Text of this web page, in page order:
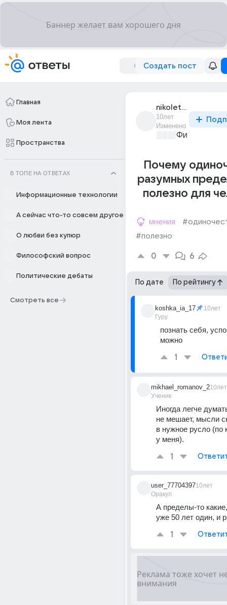
Создать пост
Главная
Моя лента
Пространства
В ТОПЕ НА ОТВЕТАХ
Информационные технологии
А сейчас что-то совсем другое
О любви без купюр
Философский вопрос
Политические дебаты
Смотреть все
nikolet_d
10лет
Изменено
Почему
разумных
полезно для
мнения
#полезно
0 6
По дате По рейтингу
koshka_ia_17
Гуру
10лет
познать себя,
можно
1
mikhael_romanov_2
Ученик
10лет
Иногда легче
не мешает, мысли
в нужное русло (по
у меня).
1
user_77704397
Оракул
10лет
А пределы-то
уже 50 лет один, и
1